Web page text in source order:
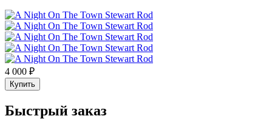
4 000 ₽
Купить
Быстрый заказ